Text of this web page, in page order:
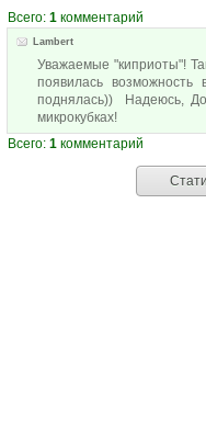
Всего: 1 комментарий
Lambert
Уважаемые "киприоты"!
появилась
поднялась)) Надеюсь,
микрокубках!
Всего: 1 комментарий